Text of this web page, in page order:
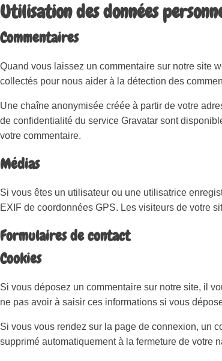
Utilisation des données
Commentaires
Quand vous laissez un commentaire sur notre site
collectés pour nous aider à la détection des
Une chaîne anonymisée créée à partir de votre
de confidentialité du service Gravatar sont
votre commentaire.
Médias
Si vous êtes un utilisateur ou une utilisatrice
EXIF de coordonnées GPS. Les visiteurs de votre
Formulaires de contact
Cookies
Si vous déposez un commentaire sur notre site, il
ne pas avoir à saisir ces informations si vous
Si vous vous rendez sur la page de connexion, un
supprimé automatiquement à la fermeture de votre